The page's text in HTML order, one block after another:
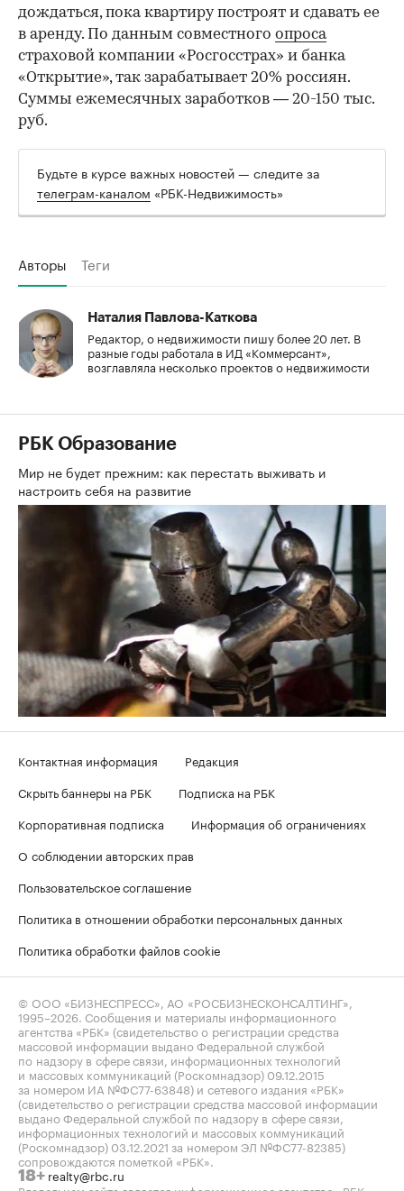
дождаться, пока квартиру построят и сдавать ее
в аренду. По данным совместного опроса
страховой компании «Росгосстрах» и банка
«Открытие», так зарабатывает 20% россиян.
Суммы ежемесячных заработков — 20-150 тыс.
руб.
Будьте в курсе важных новостей — следите за
телеграм-каналом «РБК-Недвижимость»
Авторы Теги
Наталия Павлова-Каткова
Редактор, о недвижимости пишу более 20 лет. В
разные годы работала в ИД «Коммерсант»,
возглавляла несколько проектов о недвижимости
РБК Образование
Мир не будет прежним: как перестать выживать и
настроить себя на развитие
Контактная информация
Редакция
Скрыть баннеры на РБК
Подписка на РБК
Корпоративная подписка
Информация об ограничениях
О соблюдении авторских прав
Пользовательское соглашение
Политика в отношении обработки персональных данных
Политика обработки файлов cookie
© ООО «БИЗНЕСПРЕСС», АО «РОСБИЗНЕСКОНСАЛТИНГ»,
1995–2026 . Сообщения и материалы информационного
агентства «РБК» (свидетельство о регистрации средства
массовой информации выдано Федеральной службой
по надзору в сфере связи, информационных технологий
и массовых коммуникаций (Роскомнадзор) 09.12.2015
за номером ИА №ФС77-63848) и сетевого издания «РБК»
(свидетельство о регистрации средства массовой информации
выдано Федеральной службой по надзору в сфере связи,
информационных технологий и массовых коммуникаций
(Роскомнадзор) 03.12.2021 за номером ЭЛ №ФС77-82385)
сопровождаются пометкой «РБК».
18+ realty@rbc.ru